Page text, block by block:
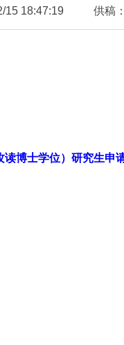
15 18:47:19 供稿
读博士学位）研究生申